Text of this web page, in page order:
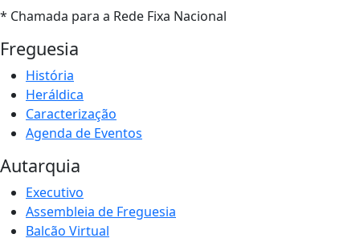
* Chamada para a Rede Fixa Nacional
Freguesia
História
Heráldica
Caracterização
Agenda de Eventos
Autarquia
Executivo
Assembleia de Freguesia
Balcão Virtual